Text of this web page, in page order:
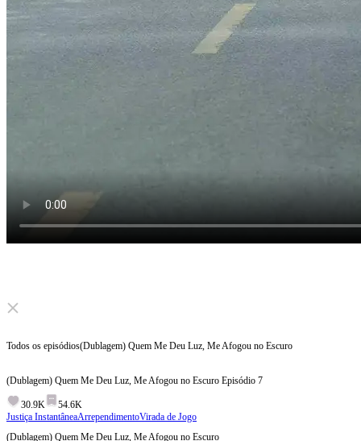
Click to unmute
Todos os episódios(Dublagem) Quem Me Deu Luz, Me Afogou no Escuro
(Dublagem) Quem Me Deu Luz, Me Afogou no Escuro Episódio 7
30.9K
54.6K
Justiça InstantâneaArrependimentoVirada de Jogo
(Dublagem) Quem Me Deu Luz, Me Afogou no Escuro